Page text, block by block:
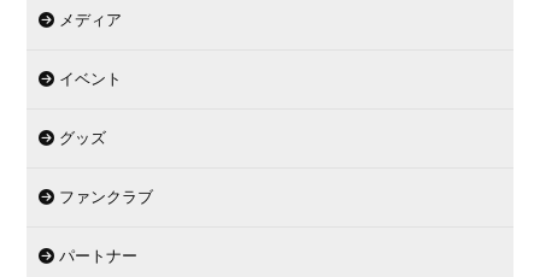
メディア
イベント
グッズ
ファンクラブ
パートナー